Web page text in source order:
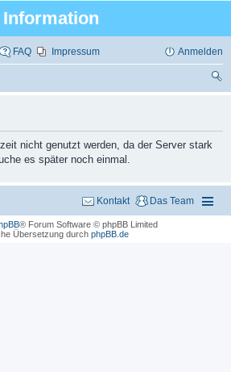
Information
FAQ Impressum Anmelden
nicht genutzt werden, da der Server stark
es später noch einmal.
Das Team
Kontakt
® Forum Software © phpBB Limited
Übersetzung durch phpBB.de